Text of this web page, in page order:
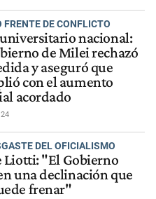
FRENTE DE CONFLICTO
nacional:
de Milei rechazó
y aseguró que
con el aumento
acordado
DEL OFICIALISMO
Liotti: "El Gobierno
una declinación que
frenar"